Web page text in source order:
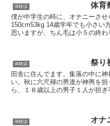
体験談 体育
僕が中学生の時に、オナニーさ
150cm53kg 14歳学年でも小さい
思いますが、ちん毛は小５の終わ
体験談 祭り
田舎に住んでます。集落の中に
い。秋に六尺褌の男達が神輿を
ら、１８歳以上の男子１人が担
体験談
オナ